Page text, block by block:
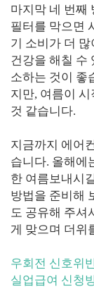
마지막 네 번째
필터를 막으면
기 소비가 더
건강을 해칠 수
소하는 것이 좋
지만, 여름이
것 같습니다.
지금까지 에어
습니다. 올해에
한 여름보내시
방법을 준비해
도 공유해 주셔
게 맞으며 더위
우회전 신호위
실업급여 신청